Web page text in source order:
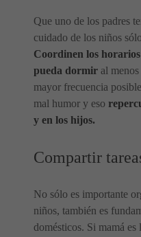
Que uno de los padres
cuidado de los niños
Coordinen los
pueda dormir al
mayor frecuencia
mal humor y eso
y en los hijos.
Compartir
No sólo es importante
niños, también es
domésticos. Si mamá